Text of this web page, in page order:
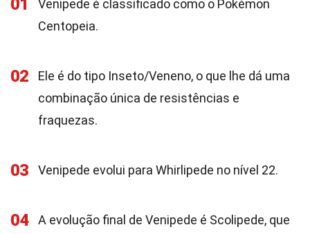
01
Venipede é classificado como o Pokémon
Centopeia.
02
Ele é do tipo Inseto/Veneno, o que lhe dá uma
combinação única de resistências e
fraquezas.
03 Venipede evolui para Whirlipede no nível 22.
04
A evolução final de Venipede é Scolipede, que